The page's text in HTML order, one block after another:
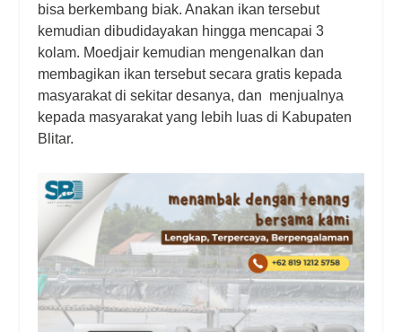
bisa berkembang biak. Anakan ikan tersebut
kemudian dibudidayakan hingga mencapai 3
kolam. Moedjair kemudian mengenalkan dan
membagikan ikan tersebut secara gratis kepada
masyarakat di sekitar desanya, dan menjualnya
kepada masyarakat yang lebih luas di Kabupaten
Blitar.